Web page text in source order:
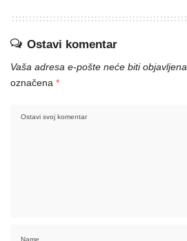
Ostavi komentar
Vaša adresa e-pošte neće biti objavljena.
označena *